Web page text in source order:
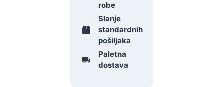
robe
Slanje
standardnih
pošiljaka
Paletna
dostava